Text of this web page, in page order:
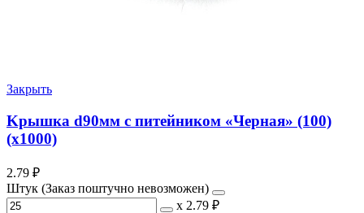
Закрыть
Kрышка d90мм с питейником «Черная» (100)
(х1000)
2.79 ₽
Штук (Заказ поштучно невозможен)
х 2.79 ₽